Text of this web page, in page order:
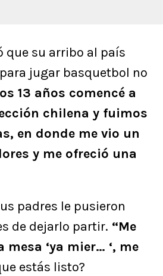
que su arribo al país
jugar basquetbol no
13 años comencé a
chilena y fuimos
en donde me vio un
y me ofreció una
padres le pusieron
de dejarlo partir. “Me
‘ya mier… ‘, me
estás listo?